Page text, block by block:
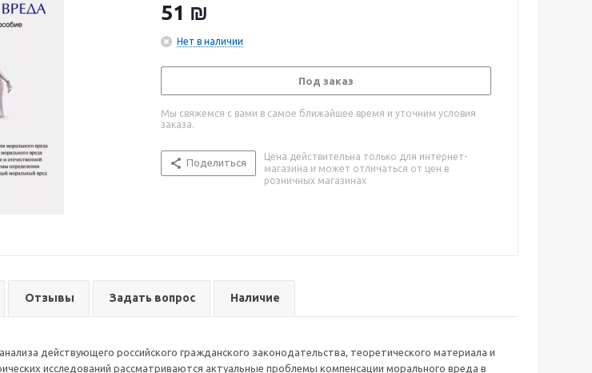
51 ₪
Нет в наличии
Под заказ
Мы свяжемся с вами в самое ближайшее время и уточним условия
заказа.
Поделиться
Цена действительна только для интернет-
магазина и может отличаться от цен в
розничных магазинах
Отзывы Задать вопрос Наличие
действующего российского гражданского законодательства, теоретического материала и
исследований рассматриваются актуальные проблемы компенсации морального вреда в